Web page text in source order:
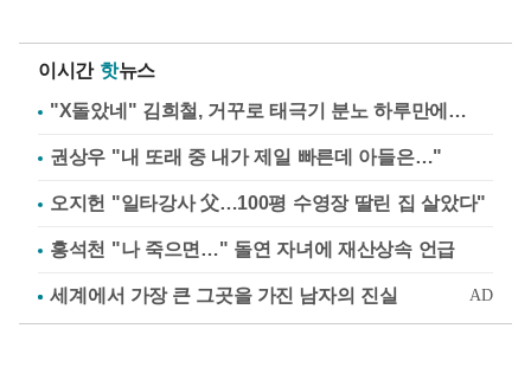
이시간 핫뉴스
"X돌았네" 김희철, 거꾸로 태극기 분노 하루만에…
권상우 "내 또래 중 내가 제일 빠른데 아들은…"
오지헌 "일타강사 父…100평 수영장 딸린 집 살았다"
홍석천 "나 죽으면…" 돌연 자녀에 재산상속 언급